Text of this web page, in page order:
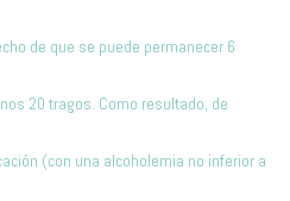
de que se puede permanecer 6
20 tragos. Como resultado, de
(con una alcoholemia no inferior a